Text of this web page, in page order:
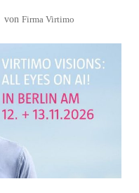
von Firma Virtimo